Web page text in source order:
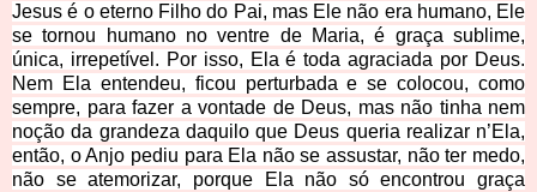
Jesus é o eterno Filho do Pai, mas Ele não era humano, Ele
se tornou humano no ventre de Maria, é graça sublime,
única, irrepetível. Por isso, Ela é toda agraciada por Deus.
Nem Ela entendeu, ficou perturbada e se colocou, como
sempre, para fazer a vontade de Deus, mas não tinha nem
noção da grandeza daquilo que Deus queria realizar n’Ela,
então, o Anjo pediu para Ela não se assustar, não ter medo,
não se atemorizar, porque Ela não só encontrou graça